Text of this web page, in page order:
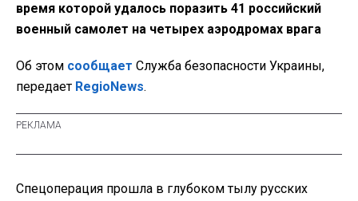
время которой удалось поразить 41 российский
военный самолет на четырех аэродромах врага
Об этом сообщает Служба безопасности Украины,
передает RegioNews.
Спецоперация прошла в глубоком тылу русских